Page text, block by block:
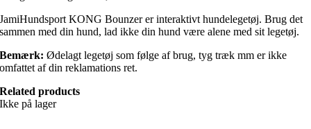
JamiHundsport KONG Bounzer er interaktivt hundelegetøj. Brug det
sammen med din hund, lad ikke din hund være alene med sit legetøj.
Bemærk:Ødelagt legetøj som følge af brug, tyg træk mm er ikke
omfattet af din reklamations ret.
Related products
Ikke på lager